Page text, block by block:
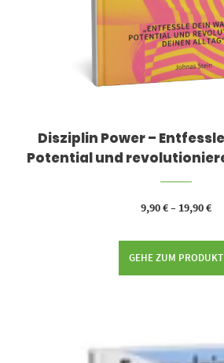
Disziplin Power –
Potential und
9,90€– 19,90€
GEHE ZUM PRODUKT